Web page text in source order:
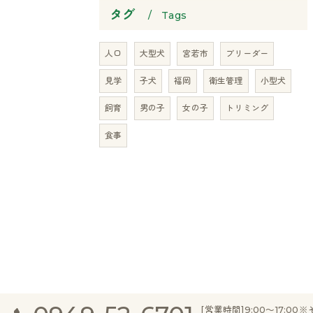
タグ Tags
人口 大型犬 宮若市 ブリーダー
見学 子犬 福岡 衛生管理 小型犬
飼育 男の子 女の子 トリミング
食事
[営業時間]9:00～17:00※